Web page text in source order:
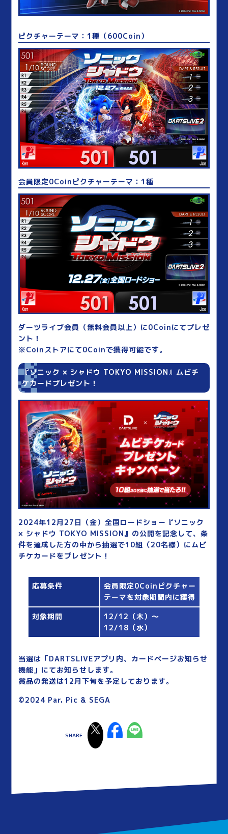
ピクチャーテーマ：1種（600Coin）
会員限定0Coinピクチャーテーマ：1種
ダーツライブ会員（無料会員以上）に0Coinにてプレゼ
ント！
※Coinストアにて0Coinで獲得可能です。
『ソニック × シャドウ TOKYO MISSION』ムビチ
ケカードプレゼント！
2024年12月27日（金）全国ロードショー『ソニック
× シャドウ TOKYO MISSION』の公開を記念して、条
件を達成した方の中から抽選で10組（20名様）にムビ
チケカードをプレゼント！
応募条件
会員限定0Coinピクチャー
テーマを対象期間内に獲得
対象期間
12/12（木）～
12/18（水）
当選は「DARTSLIVEアプリ内、カードページお知らせ
機能」にてお知らせします。
賞品の発送は12月下旬を予定しております。
©2024 Par. Pic & SEGA